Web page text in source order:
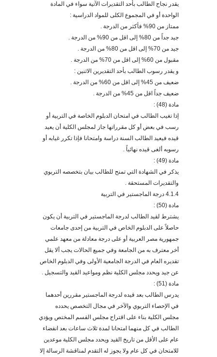
يقدر نجاح الطالب بأحد التقديرات الآتية سواء في المادة
الواحدة أو في المجموع الكلى للمواد الدراسية :
ممتاز من 90% فأكثر من الدرجة .
جيد جداً من 80% إلى اقل من 90% من الدرجة .
جيد من 70% إلى اقل من 80% من الدرجة .
مقبول من 60% إلى اقل من 70% من الدرجة .
و يقدر رسوب الطالب بأحد التقديرين الاثنين :
ضعيف من 45% إلى اقل من 60% من الدرجة .
ضعيف جداً اقل من 45% من الدرجة .
مادة (48) :
إذا تغيب الطالب في امتحان الدبلوم الخاصة في التربية أو
رسب في بعض أو كل مقرراتها جاز لمجلس الكلية أن يعيد
قيده فيعيد الطالب السنة دراسة وامتحانا فإذا تكرر غيابه أو
رسوبه ألغى قيده نهائياً .
مادة (49) :
يذكر في الشهادة التي تمنح للطالب بيان بتخصصه التربوي
والتقديرات المستحقة .
4.1.4 درجة الماجستير في التربية
مادة (50) :
يشترط لقيد الطالب لدرجة الماجستير في التربية أن يكون
حاصلاً على الدبلوم الخاص في التربية من إحدى جامعات
جمهورية مصر العربية أو على درجة معادلة من معهد علمي
أخر معترف به من الجامعة وفي جميع الحالات يجب ألا يقل
تقديره العام في الدرجة الجامعية الأولى وفي الدبلوم الخاص
عن جيد ويحدد مجلس الكلية نظم ومواعيد القيد والتسجيل .
مادة (51) :
يدرس الطالب بعد قيده لدرجة الماجستير مقررين أحدهما
في الإحصاء التربوي والآخر في مجال التخصص يحدده
مجلس الكلية بناء على اقتراح مجلس القسم المختص ويؤدي
الطالب في كل منهما امتحانا لمدة ثلاث ساعات بعد انقضاء
عام على الأقل من تاريخ القيد ويحدد مجلس الكلية موعدين
للامتحان في كل عام ولا يجوز له التقدم لمناقشة الرسالة إلا